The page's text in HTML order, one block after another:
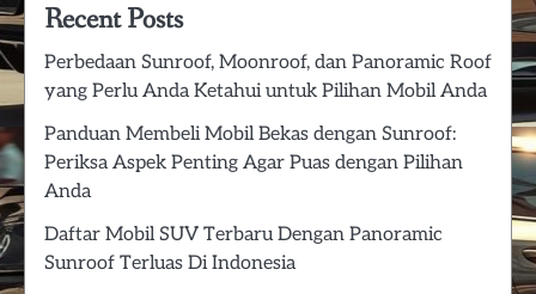
Recent Posts
Perbedaan Sunroof, Moonroof, dan Panoramic Roof
yang Perlu Anda Ketahui untuk Pilihan Mobil Anda
Panduan Membeli Mobil Bekas dengan Sunroof:
Periksa Aspek Penting Agar Puas dengan Pilihan
Anda
Daftar Mobil SUV Terbaru Dengan Panoramic
Sunroof Terluas Di Indonesia